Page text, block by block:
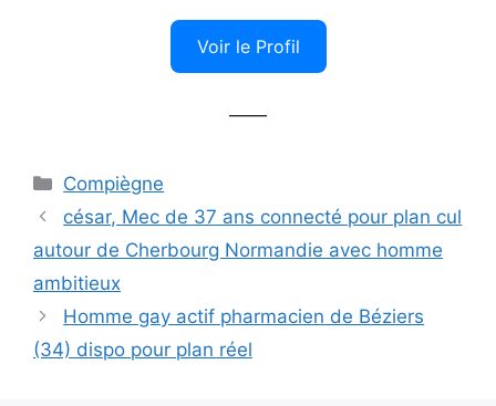
Voir le Profil
——
Catégories
Compiègne
césar, Mec de 37 ans connecté pour plan cul
autour de Cherbourg Normandie avec homme
ambitieux
Homme gay actif pharmacien de Béziers
(34) dispo pour plan réel